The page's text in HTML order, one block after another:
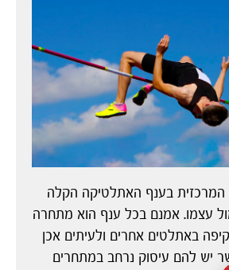
המרכזית בענף האתלטיקה הקלה
עצמו. אמנם בכל ענף הוא מתחרה
באתלטים אחרים ולעיתים אכן
יש להם עיסוק נרחב במתחרים